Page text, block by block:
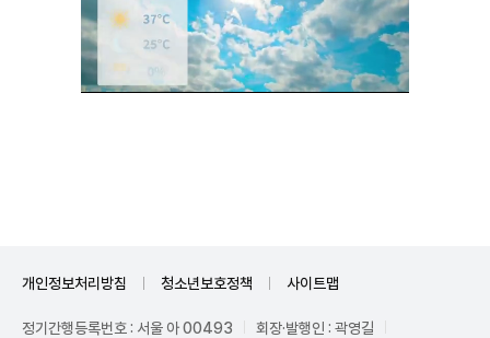
개인정보처리방침 청소년보호정책 사이트맵
정기간행등록번호 : 서울 아 00493
회장·발행인 : 곽영길